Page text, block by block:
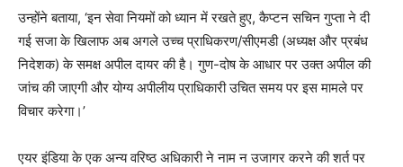
उन्होंने बताया, ‘इन सेवा नियमों को ध्यान में रखते हुए, कैप्टन सचिन गुप्ता ने दी
गई सजा के खिलाफ अब अगले उच्च प्राधिकरण/सीएमडी (अध्यक्ष और प्रबंध
निदेशक) के समक्ष अपील दायर की है। गुण-दोष के आधार पर उक्त अपील की
जांच की जाएगी और योग्य अपीलीय प्राधिकारी उचित समय पर इस मामले पर
विचार करेगा।’
एयर इंडिया के एक अन्य वरिष्ठ अधिकारी ने नाम न उजागर करने की शर्त पर